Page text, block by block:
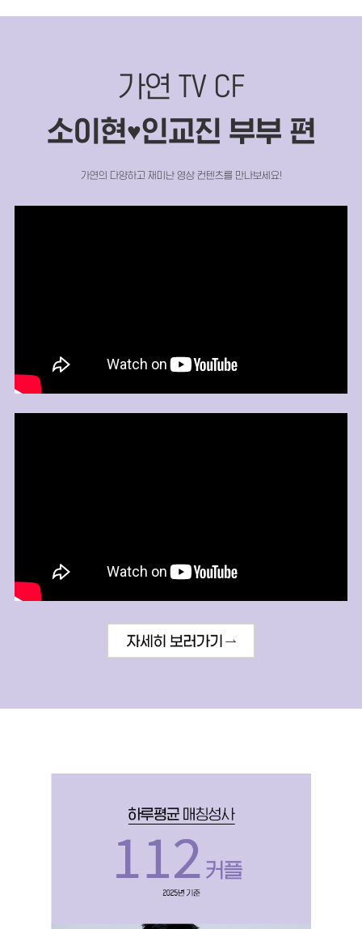
가연 TV CF
소이현♥인교진 부부 편
가연의 다양하고 재미난 영상 컨텐츠를 만나보세요!